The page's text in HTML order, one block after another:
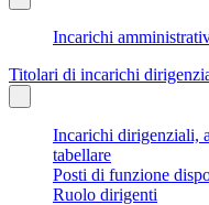
Incarichi
Titolari di incarichi
Incarichi dirigenziali,
tabellare
Posti di funzione
Ruolo dirigenti